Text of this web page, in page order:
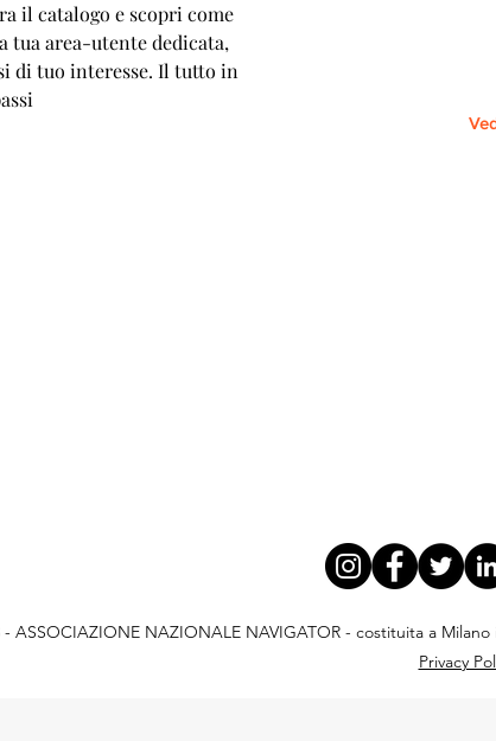
il catalogo e scopri come
tua area-utente dedicata,
di tuo interesse. Il tutto in
- ASSOCIAZIONE NAZIONALE NAVIGATOR - costituita a Milano
Privacy